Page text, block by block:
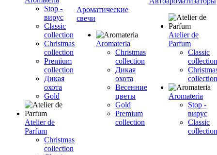
Stop -
вирус
Сlassic
collection
Сhristmas
collection
Premium
collection
Дикая
охота
Gold
Atelier de
Parfum
Christmas
collection
Ароматические
свечи
Aromateria
Сhristmas
collection
Дикая
охота
Весенние
цветы
Gold
Premium
collection
Atelier de
Parfum
Classic
collection
collection
Aromateria
Stop -
вирус
Сlassic
collection